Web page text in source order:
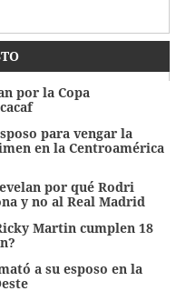
por la Copa
para vengar la
en la Centroamérica
por qué Rodri
y no al Real Madrid
Martin cumplen 18
a su esposo en la